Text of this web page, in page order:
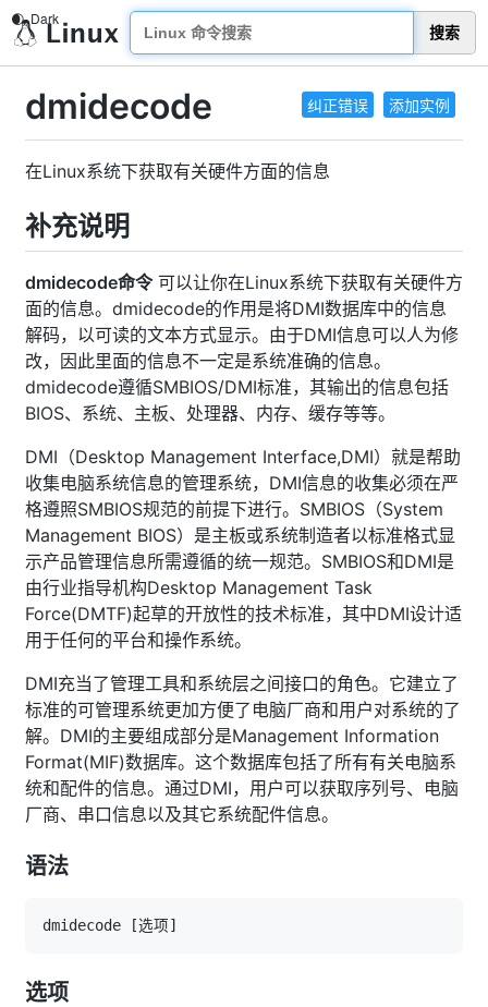
搜索
纠正错误 添加实例
dmidecode
在Linux系统下获取有关硬件方面的信息
补充说明
dmidecode命令可以让你在Linux系统下获取有关硬件方
面的信息。dmidecode的作用是将DMI数据库中的信息
解码，以可读的文本方式显示。由于DMI信息可以人为修
改，因此里面的信息不一定是系统准确的信息。
dmidecode遵循SMBIOS/DMI标准，其输出的信息包括
BIOS、系统、主板、处理器、内存、缓存等等。
DMI（Desktop Management Interface,DMI）就是帮助
收集电脑系统信息的管理系统，DMI信息的收集必须在严
格遵照SMBIOS规范的前提下进行。SMBIOS（System
Management BIOS）是主板或系统制造者以标准格式显
示产品管理信息所需遵循的统一规范。SMBIOS和DMI是
由行业指导机构Desktop Management Task
Force(DMTF)起草的开放性的技术标准，其中DMI设计适
用于任何的平台和操作系统。
DMI充当了管理工具和系统层之间接口的角色。它建立了
标准的可管理系统更加方便了电脑厂商和用户对系统的了
解。DMI的主要组成部分是Management Information
Format(MIF)数据库。这个数据库包括了所有有关电脑系
统和配件的信息。通过DMI，用户可以获取序列号、电脑
厂商、串口信息以及其它系统配件信息。
语法
dmidecode [选项]
选项